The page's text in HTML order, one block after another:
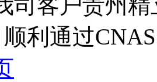
顺利通过